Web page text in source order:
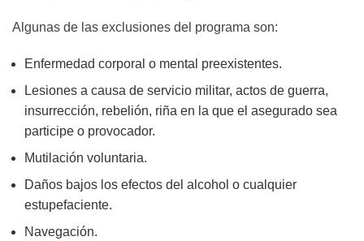
Algunas de las exclusiones del programa son:
Enfermedad corporal o mental preexistentes.
Lesiones a causa de servicio militar, actos de guerra,
insurrección, rebelión, riña en la que el asegurado sea
participe o provocador.
Mutilación voluntaria.
Daños bajos los efectos del alcohol o cualquier
estupefaciente.
Navegación.